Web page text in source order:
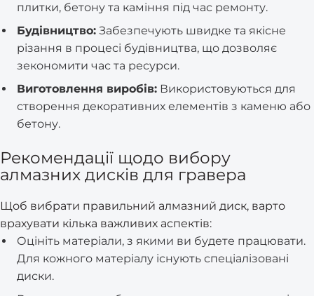
плитки, бетону та каміння під час ремонту.
Будівництво: Забезпечують швидке та якісне
різання в процесі будівництва, що дозволяє
зекономити час та ресурси.
Виготовлення виробів: Використовуються для
створення декоративних елементів з каменю або
бетону.
Рекомендації щодо вибору
алмазних дисків для гравера
Щоб вибрати правильний алмазний диск, варто
врахувати кілька важливих аспектів:
Оцініть матеріали, з якими ви будете працювати.
Для кожного матеріалу існують спеціалізовані
диски.